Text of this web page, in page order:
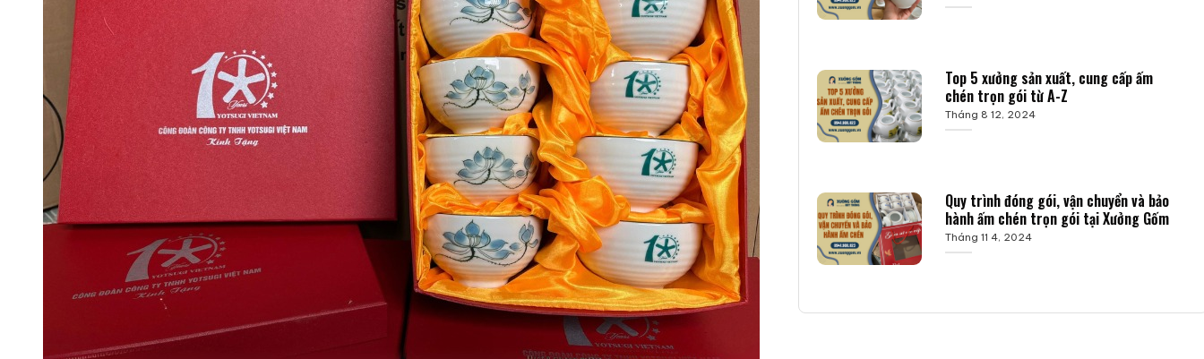
Top 5 xưởng sản xuất, cung cấp ấm
chén trọn gói từ A-Z
Tháng 8 12, 2024
Quy trình đóng gói, vận chuyển và bảo
hành ấm chén trọn gói tại Xưởng Gốm
Tháng 11 4, 2024